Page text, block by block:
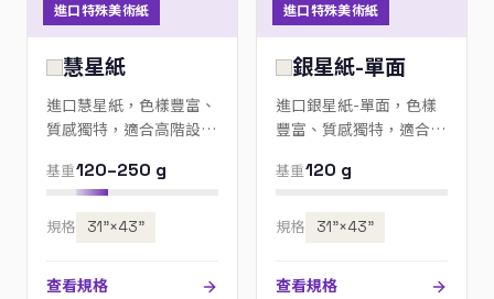
進口特殊美術紙
慧星紙
進口慧星紙，色樣豐富、
質感獨特，適合高階設
來電指定色號。
基重120–250 g
規格 31”×43”
查看規格
進口特殊美術紙
銀星紙-單面
進口銀星紙-單面，色樣
豐富、質感獨特，適合高
歡迎來電指定色號。
基重120 g
規格 31”×43”
查看規格